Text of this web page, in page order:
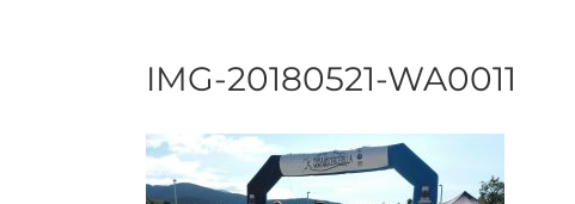
IMG-20180521-WA0011